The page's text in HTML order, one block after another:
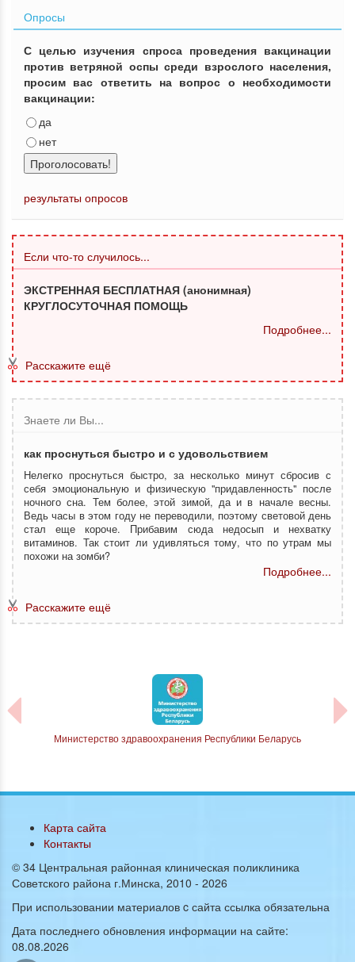
Опросы
С целью изучения спроса проведения вакцинации
против ветряной оспы среди взрослого населения,
просим вас ответить на вопрос о необходимости
вакцинации:
да
нет
Проголосовать!
результаты опросов
Если что-то случилось...
ЭКСТРЕННАЯ БЕСПЛАТНАЯ (анонимная)
КРУГЛОСУТОЧНАЯ ПОМОЩЬ
Подробнее...
Расскажите ещё
Знаете ли Вы...
как проснуться быстро и с удовольствием
Нелегко проснуться быстро, за несколько минут сбросив с
себя эмоциональную и физическую "придавленность" после
ночного сна. Тем более, этой зимой, да и в начале весны.
Ведь часы в этом году не переводили, поэтому световой день
стал еще короче. Прибавим сюда недосып и нехватку
витаминов. Так стоит ли удивляться тому, что по утрам мы
похожи на зомби?
Подробнее...
Расскажите ещё
Министерство здравоохранения Республики Беларусь
Карта сайта
Контакты
© 34 Центральная районная клиническая поликлиника
Советского района г.Минска, 2010 - 2026
При использовании материалов c сайта ссылка обязательна
Дата последнего обновления информации на сайте:
08.08.2026